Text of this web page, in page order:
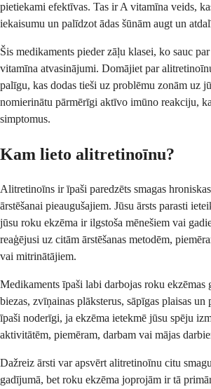
pietiekami efektīvas. Tas ir A vitamīna veids,
iekaisumu un palīdzot ādas šūnām augt un
Šis medikaments pieder zāļu klasei, ko sauc
vitamīna atvasinājumi. Domājiet par
palīgu, kas dodas tieši uz problēmu zonām uz
nomierinātu pārmērīgi aktīvo imūno reakciju,
simptomus.
Kam lieto alitretinoīnu?
Alitretinoīns ir īpaši paredzēts smagas
ārstēšanai pieaugušajiem. Jūsu ārsts parasti
jūsu roku ekzēma ir ilgstoša mēnešiem vai
reaģējusi uz citām ārstēšanas metodēm,
vai mitrinātājiem.
Medikaments īpaši labi darbojas roku ekzēmas
biezas, zvīņainas plāksterus, sāpīgas plaisas
īpaši noderīgi, ja ekzēma ietekmē jūsu spēju
aktivitātēm, piemēram, darbam vai mājas
Dažreiz ārsti var apsvērt alitretinoīnu citu
gadījumā, bet roku ekzēma joprojām ir tā